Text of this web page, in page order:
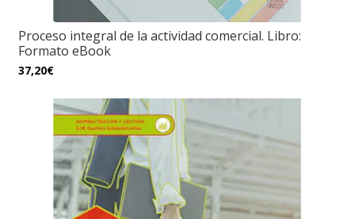
Proceso integral de la actividad comercial. Libro:
Formato eBook
37,20€